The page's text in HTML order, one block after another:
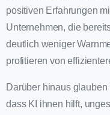
positiven Erfahrungen
Unternehmen, die
deutlich weniger
profitieren von
Darüber hinaus
dass KI ihnen hilft,